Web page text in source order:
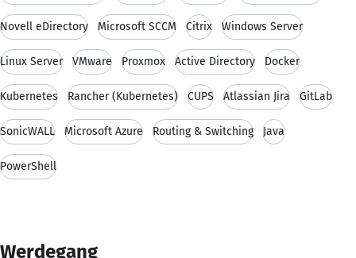
Novell eDirectory Microsoft SCCM Citrix Windows Server
Linux Server VMware Proxmox Active Directory Docker
Kubernetes Rancher (Kubernetes) CUPS Atlassian Jira GitLab
SonicWALL Microsoft Azure Routing & Switching Java
PowerShell
Werdegang